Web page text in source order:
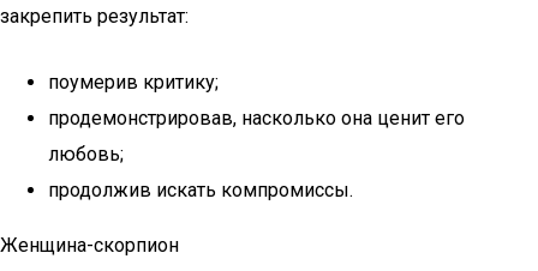
закрепить результат:
поумерив критику;
продемонстрировав, насколько она ценит его
любовь;
продолжив искать компромиссы.
Женщина-скорпион